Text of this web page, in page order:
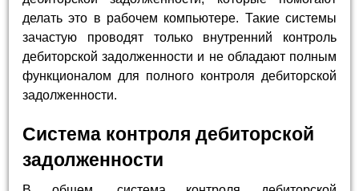
делать это в рабочем компьютере. Такие системы
зачастую проводят только внутренний контроль
дебиторской задолженности и не обладают полным
функционалом для полного контроля дебиторской
задолженности.
Система контроля дебиторской
задолженности